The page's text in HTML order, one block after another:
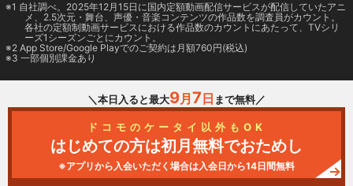
1 自社調べ。2025年12月15日に国内定額動画配信サービスが配信していたアニ
メ、2.5次元・舞台、声優・音楽コンテンツの作品数を調査員がカウント。
各社の定額制動画サービスにおける作品数のカウントにあたって、TVシリ
ーズ1シーズンごとにカウント。
2 App Store/Google Playでのご契約は月額760円(税込)
3 一部個別課金あり
＼本日入ると最大9月 7 日 まで無料／
ドコモのケータイ以外もOK
はじめての方は初月無料でおためし
※アプリから入会いただく場合は入会日から14日間無料